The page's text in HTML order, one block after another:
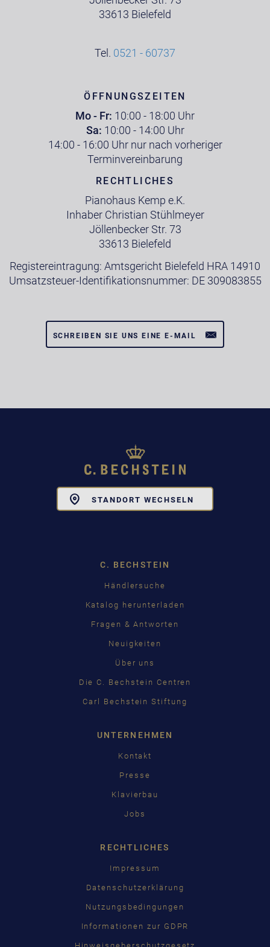
33613 Bielefeld
Tel. 0521 - 60737
ÖFFNUNGSZEITEN
Mo - Fr: 10:00 - 18:00 Uhr
Sa: 10:00 - 14:00 Uhr
14:00 - 16:00 Uhr nur nach vorheriger
Terminvereinbarung
RECHTLICHES
Pianohaus Kemp e.K.
Inhaber Christian Stühlmeyer
Jöllenbecker Str. 73
33613 Bielefeld
Registereintragung: Amtsgericht Bielefeld HRA 14910
Umsatzsteuer-Identifikationsnummer: DE 309083855
SCHREIBEN SIE UNS EINE E-MAIL
STANDORT WECHSELN
C. BECHSTEIN
Händlersuche
Katalog herunterladen
Fragen & Antworten
Neuigkeiten
Über uns
Die C. Bechstein Centren
Carl Bechstein Stiftung
UNTERNEHMEN
Kontakt
Presse
Klavierbau
Jobs
RECHTLICHES
Impressum
Datenschutzerklärung
Nutzungsbedingungen
Informationen zur GDPR